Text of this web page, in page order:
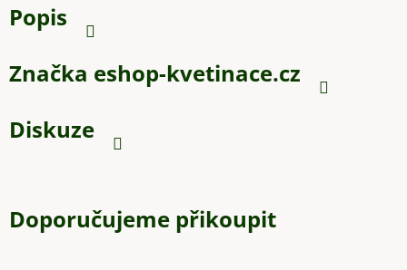
Popis
Značka eshop-kvetinace.cz
Diskuze
Doporučujeme přikoupit